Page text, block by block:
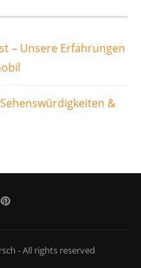
– Unsere Erfahrungen
&
- All rights reserved